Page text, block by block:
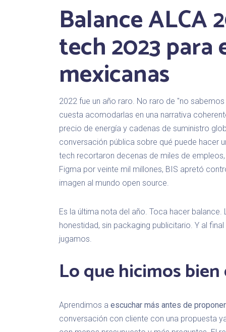
Balance ALCA
tech 2023 para
mexicanas
2022 fue un año raro. No raro de "no
cuesta acomodarlas en una narrativa
precio de energía y cadenas de suministro
conversación pública sobre qué puede hacer
tech recortaron decenas de miles de
Figma por veinte mil millones, BIS apretó
imagen al mundo open source.
Es la última nota del año. Toca hacer
honestidad, sin packaging publicitario. Y al
jugamos.
Lo que hicimos
Aprendimos a escuchar más antes de proponer
conversación con cliente con una propuesta